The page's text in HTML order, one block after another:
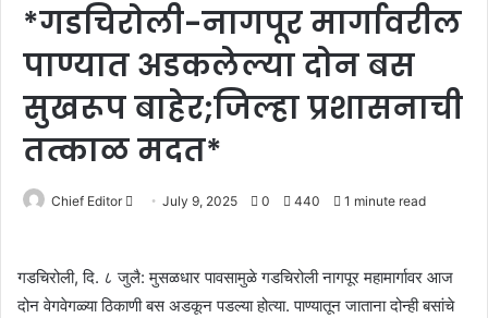
*गडचिरोली-नागपूर मार्गावरील
पाण्यात अडकलेल्या दोन बस
सुखरूप बाहेर;जिल्हा प्रशासनाची
तत्काळ मदत*
Chief Editor
Send July 9, 2025 0 440 1 minute read
गडचिरोली, दि. ८ जुलै: मुसळधार पावसामुळे गडचिरोली नागपूर महामार्गावर आज
दोन वेगवेगळ्या ठिकाणी बस अडकून पडल्या होत्या. पाण्यातून जाताना दोन्ही बसांचे